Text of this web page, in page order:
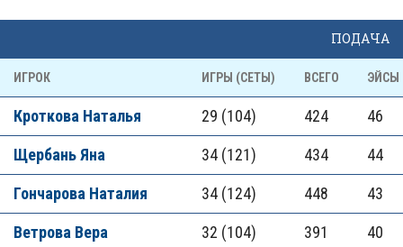
ПОДАЧА
ИГРОК ИГРЫ (СЕТЫ) ВСЕГО ЭЙСЫ
Кроткова Наталья 29 (104) 424 46
Щербань Яна 34 (121) 434 44
Гончарова Наталия 34 (124) 448 43
Ветрова Вера 32 (104) 391 40